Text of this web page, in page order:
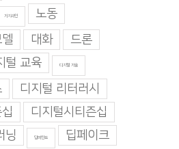
기지과인
노동
대화
드론
털 교육 디지털 기술
디지털 리터러시
디지털시티즌십
닝 딥마인드 딥페이크